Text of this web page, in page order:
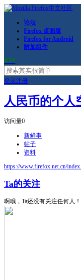
论坛
Firefox 桌面版
Firefox for Android
附加组件
RSS
登录注册
人民币的个人
访问量0
新鲜事
帖子
资料
https://www.firefox.net.cn/
Ta的关注
啊哦，Ta还没有关注任何人！